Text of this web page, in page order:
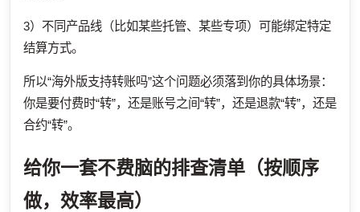
3）不同产品线（比如某些托管、某些专项）可能绑定特定
结算方式。
所以“海外版支持转账吗”这个问题必须落到你的具体场景：
你是要付费时“转”，还是账号之间“转”，还是退款“转”，还是
合约“转”。
给你一套不费脑的排查清单（按顺序
做，效率最高）